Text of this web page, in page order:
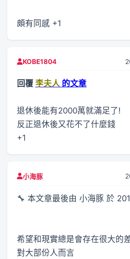
頗有同感 +1
KOBE1804
回覆 李夫人 的文章
退休後能有2000萬就滿足了!
反正退休後又花不了什麼錢
+1
小海豚
🔧 本文章最後由 小海豚 於
希望和現實總是會存在很大的
對大部份人而言